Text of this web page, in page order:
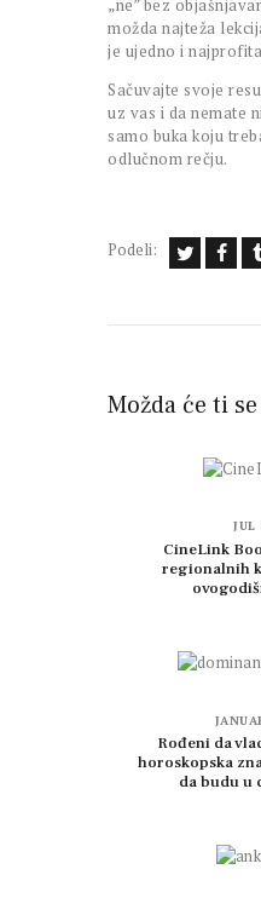
„ne” bez
možda najteža
je ujedno i
Sačuvajte svoje
uz vas i da nemate
samo buka koju
odlučnom rečju.
Podeli:
Možda će ti
JUL
CineLink
regionalnih
Rođeni da
horoskopska
da budu u